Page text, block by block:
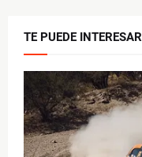
TE PUEDE INTERESAR